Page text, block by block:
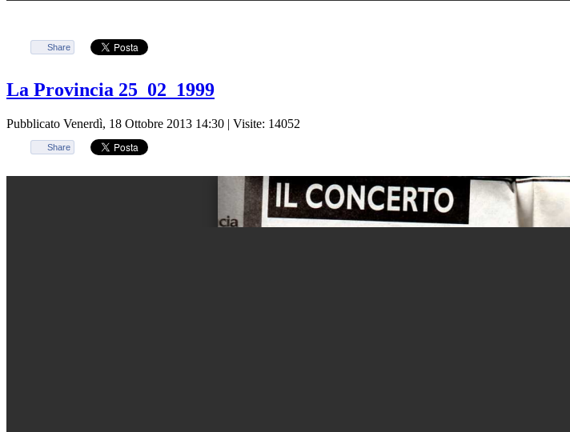
Share
La Provincia 25_02_1999
Pubblicato Venerdì, 18 Ottobre 2013 14:30 | Visite: 14052
Share